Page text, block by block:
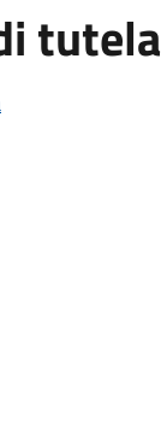
tutela